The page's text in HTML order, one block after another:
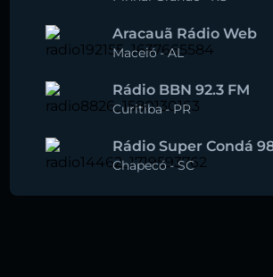
Aracauã Rádio Web
Maceió -AL
Rádio BBN 92.3 FM
Curitiba-PR
Rádio Super Condá
Chapecó-SC